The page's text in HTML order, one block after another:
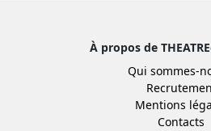
À propos de
Qui sommes-
Mentions
Contacts